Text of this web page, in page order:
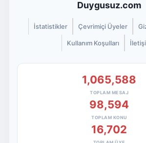
Duygusuz.com
İstatistikler Çevrimiçi Üyeler
Kullanım Koşulları
1,065,588
TOPLAM MESAJ
98,594
TOPLAM KONU
16,702